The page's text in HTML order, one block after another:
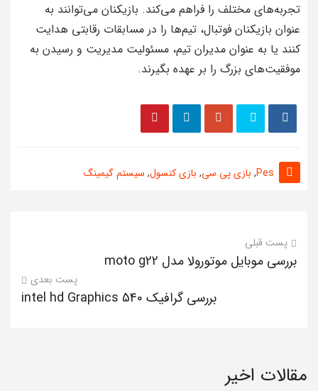
تجربه‌های مختلف را فراهم می‌کند. بازیکنان می‌توانند به
عنوان بازیکنان فوتبال، تیم‌ها را در مسابقات رقابتی هدایت
کنند یا به عنوان مدیران تیم، مسئولیت مدیریت و رسیدن به
موفقیت‌های بزرگ را بر عهده بگیرند.
Pes
, بازی پی سی, بازی کنسول, سیستم گیمینگ
پست قبلی
بررسی موبایل موتورولا مدل moto g22
پست بعدی
بررسی گرافیک intel hd Graphics 540
مقالات اخیر